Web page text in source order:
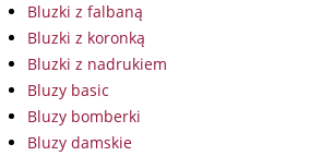
Bluzki z falbaną
Bluzki z koronką
Bluzki z nadrukiem
Bluzy basic
Bluzy bomberki
Bluzy damskie